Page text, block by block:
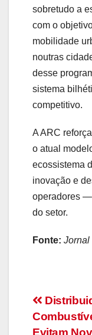
sobretudo a
com o
mobilidade
noutras
desse
sistema
competitivo.
A ARC
o atual
ecossistema
inovação e
operadores
do setor.
Fonte: Jornal
de